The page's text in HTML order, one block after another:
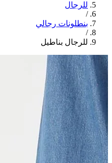
للرجال
/
بنطلونات رجالي
/
للرجال بناطيل